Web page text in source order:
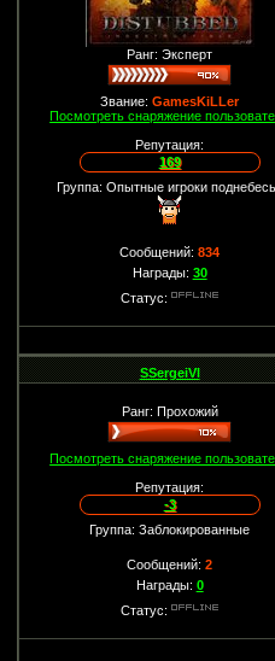
Ранг: Эксперт
Звание:GamesKiLLer
Посмотреть снаряжение
Репутация:
169
Группа: Опытные игроки
Сообщений:834
Награды: 30
Статус:
SSergeiVl
Ранг: Прохожий
Посмотреть снаряжение
Репутация:
-3
Группа: Заблокированные
Сообщений:2
Награды: 0
Статус: